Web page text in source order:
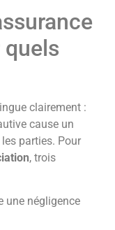
clairement :
cause un
les parties. Pour
, trois
une négligence